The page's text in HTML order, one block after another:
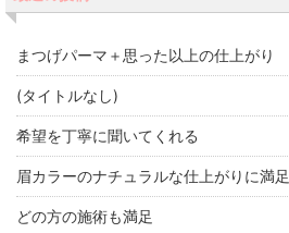
まつげパーマ＋思った以上の仕上がり
(タイトルなし)
希望を丁寧に聞いてくれる
眉カラーのナチュラルな仕上がりに満足
どの方の施術も満足